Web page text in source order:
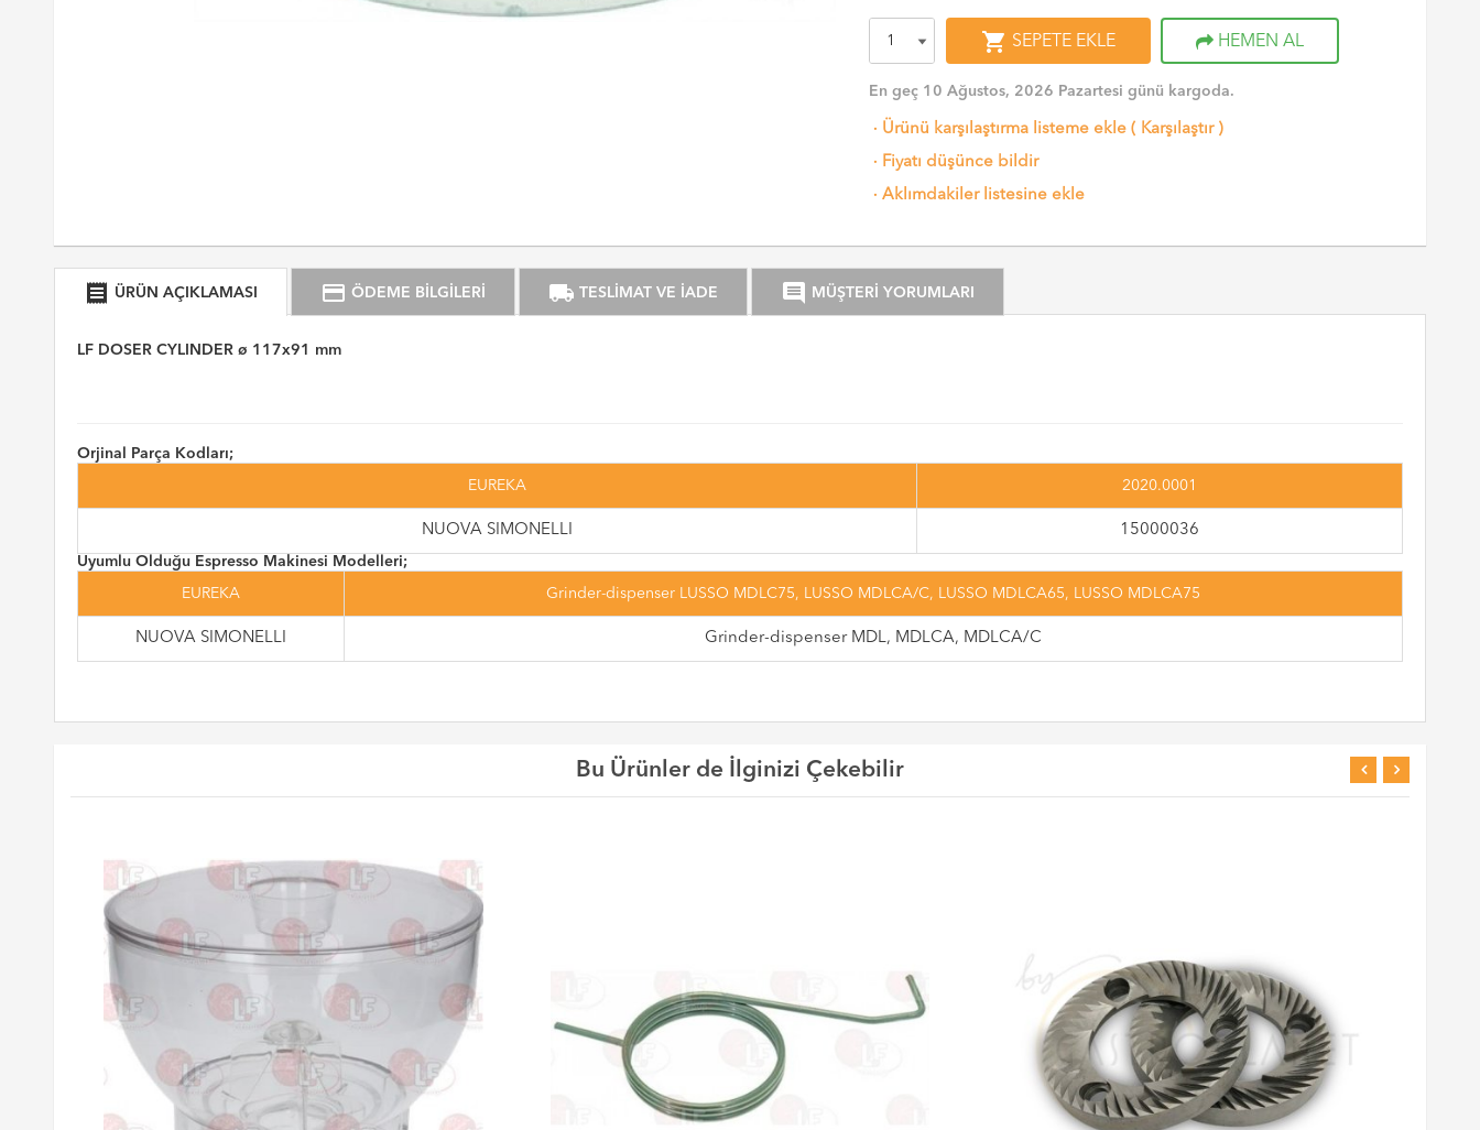
shopping_cart SEPETE EKLE HEMEN AL
En geç 10 Ağustos, 2026 Pazartesi günü kargoda.
· Ürünü karşılaştırma listeme ekle ( Karşılaştır)
· Fiyatı düşünce bildir
·Aklımdakiler listesine ekle
receipt ÜRÜN AÇIKLAMASI credit_card ÖDEME BİLGİLERİ local_shipping TESLİMAT VE İADE comment MÜŞTERİ YORUMLARI
LF DOSER CYLINDER ø 117x91 mm
Orjinal Parça Kodları;
EUREKA 2020.0001
NUOVA SIMONELLI 15000036
Uyumlu Olduğu Espresso Makinesi Modelleri;
EUREKA Grinder-dispenser LUSSO MDLC75, LUSSO MDLCA/C, LUSSO MDLCA65, LUSSO MDLCA75
NUOVA SIMONELLI Grinder-dispenser MDL, MDLCA, MDLCA/C
Bu Ürünler de İlginizi Çekebilir